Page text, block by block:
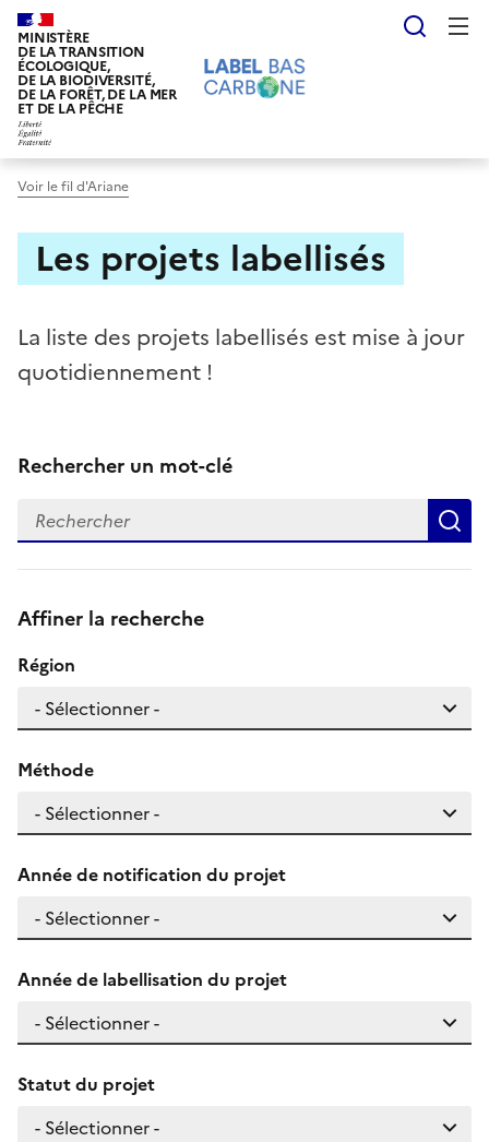
Aller
au
contenu
principal
MINISTÈRE
DE LA TRANSITION
ÉCOLOGIQUE,
DE LA BIODIVERSITÉ,
DE LA FORÊT, DE LA MER
ET DE LA PÊCHE
Voir le fil d'Ariane
Les projets labellisés
La liste des projets labellisés est mise à jour
quotidiennement !
Rechercher un mot-clé
Recherche un mot-clé
Affiner la recherche
Région
Méthode
Année de notification du projet
Année de labellisation du projet
Statut du projet